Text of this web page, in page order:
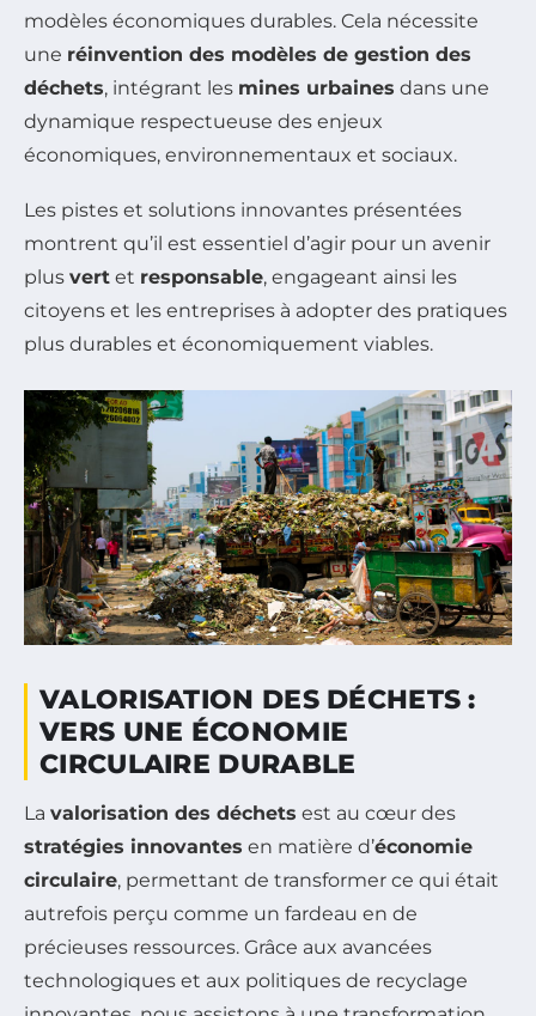
modèles économiques durables. Cela nécessite
une réinvention des modèles de gestion des
déchets, intégrant les mines urbaines dans une
dynamique respectueuse des enjeux
économiques, environnementaux et sociaux.
Les pistes et solutions innovantes présentées
montrent qu’il est essentiel d’agir pour un avenir
plus vert et responsable, engageant ainsi les
citoyens et les entreprises à adopter des pratiques
plus durables et économiquement viables.
VALORISATION DES DÉCHETS :
VERS UNE ÉCONOMIE
CIRCULAIRE DURABLE
La valorisation des déchets est au cœur des
stratégies innovantes en matière d’économie
circulaire, permettant de transformer ce qui était
autrefois perçu comme un fardeau en de
précieuses ressources. Grâce aux avancées
technologiques et aux politiques de recyclage